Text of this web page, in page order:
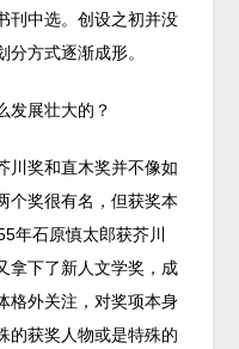
刊中选。创设之初并没
方式逐渐成形。
发展壮大的？
川奖和直木奖并不像如
个奖很有名，但获奖本
年石原慎太郎获芥川
拿下了新人文学奖，成
格外关注，对奖项本身
的获奖人物或是特殊的